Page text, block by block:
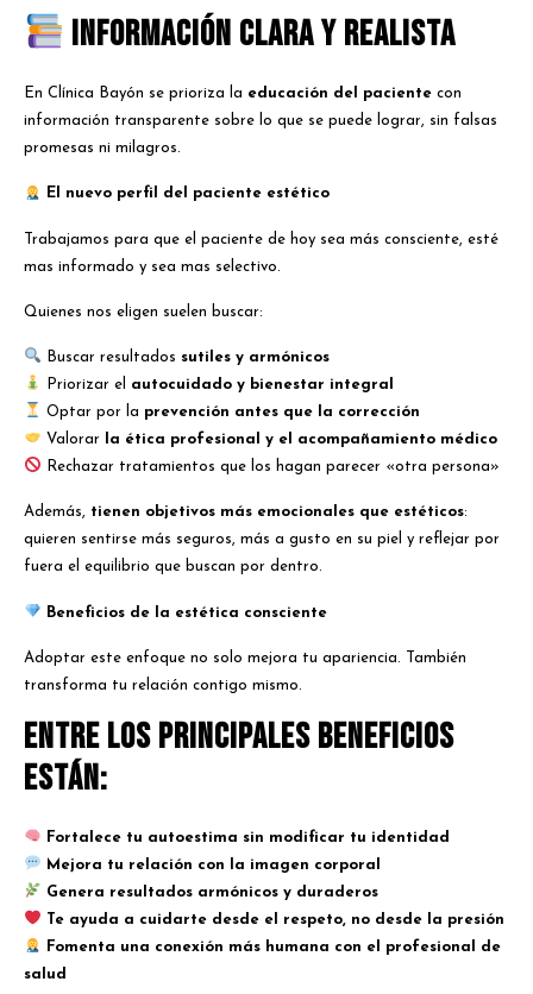
Información clara y realista
En Clínica Bayón se prioriza la educación del paciente con
información transparente sobre lo que se puede lograr, sin falsas
promesas ni milagros.
El nuevo perfil del paciente estético
Trabajamos para que el paciente de hoy sea más consciente, esté
mas informado y sea mas selectivo.
Quienes nos eligen suelen buscar:
Buscar resultados sutiles y armónicos
Priorizar el autocuidado y bienestar integral
Optar por la prevención antes que la corrección
Valorar
la ética profesional y el acompañamiento médico
Rechazar tratamientos que los hagan parecer «otra persona»
Además, tienen objetivos más emocionales que estéticos:
quieren sentirse más seguros, más a gusto en su piel y reflejar por
fuera el equilibrio que buscan por dentro.
Beneficios de la estética consciente
Adoptar este enfoque no solo mejora tu apariencia. También
transforma tu relación contigo mismo.
Entre los principales beneficios
están:
Fortalece tu autoestima sin modificar tu identidad
Mejora tu relación con la imagen corporal
Genera resultados armónicos y duraderos
Te ayuda a cuidarte desde el respeto, no desde la presión
Fomenta una conexión más humana con el profesional de
salud